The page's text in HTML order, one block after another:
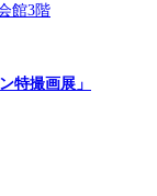
館3階
特撮画展」